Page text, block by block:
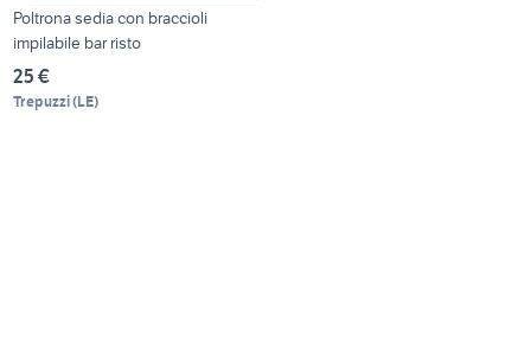
Poltrona sedia con braccioli
impilabile bar risto
25 €
Trepuzzi(LE)